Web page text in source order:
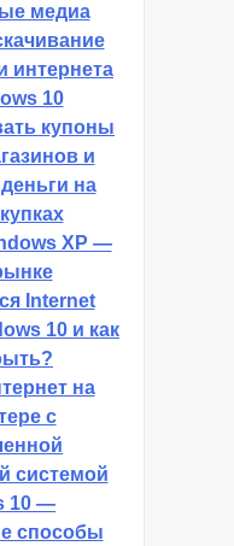
медиа
интернета
10
купоны
и
на
XP —
Internet
10 и как
на
с
системой
10 —
способы